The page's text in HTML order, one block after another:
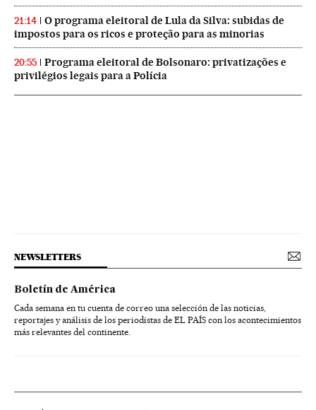
21:14
O programa eleitoral de Lula da Silva: subidas de
impostos para os ricos e proteção para as minorias
20:55
Programa eleitoral de Bolsonaro: privatizações e
privilégios legais para a Polícia
NEWSLETTERS
Boletín de América
Cada semana en tu cuenta de correo una selección de las noticias,
reportajes y análisis de los periodistas de EL PAÍS con los acontecimientos
más relevantes del continente.